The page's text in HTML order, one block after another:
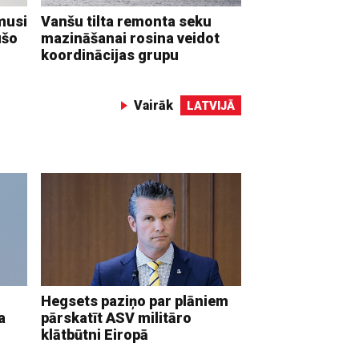
Vanšu tilta remonta seku
mazināšanai rosina veidot
koordinācijas grupu
Vairāk LATVIJĀ
Hegsets paziņo par plāniem
pārskatīt ASV militāro
klātbūtni Eiropā